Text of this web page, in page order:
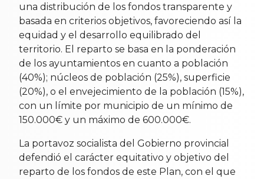
una distribución de los fondos transparente y
basada en criterios objetivos, favoreciendo así la
equidad y el desarrollo equilibrado del
territorio. El reparto se basa en la ponderación
de los ayuntamientos en cuanto a población
(40%); núcleos de población (25%), superficie
(20%), o el envejecimiento de la población (15%),
con un límite por municipio de un mínimo de
150.000€ y un máximo de 600.000€.
La portavoz socialista del Gobierno provincial
defendió el carácter equitativo y objetivo del
reparto de los fondos de este Plan, con el que